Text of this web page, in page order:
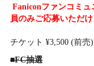
Faniconファンコミ
員のみご応募いただけ
チケット ¥3,500 (前売
■FC抽選